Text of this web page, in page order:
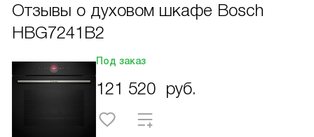
Отзывы о духовом шкафе Bosch
HBG7241B2
Под заказ
121 520 руб.